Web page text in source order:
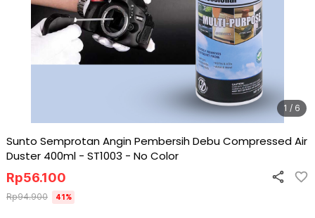
1 / 6
Sunto Semprotan Angin Pembersih Debu Compressed Air
Duster 400ml - ST1003 - No Color
Rp56.100
Rp94.900 41%